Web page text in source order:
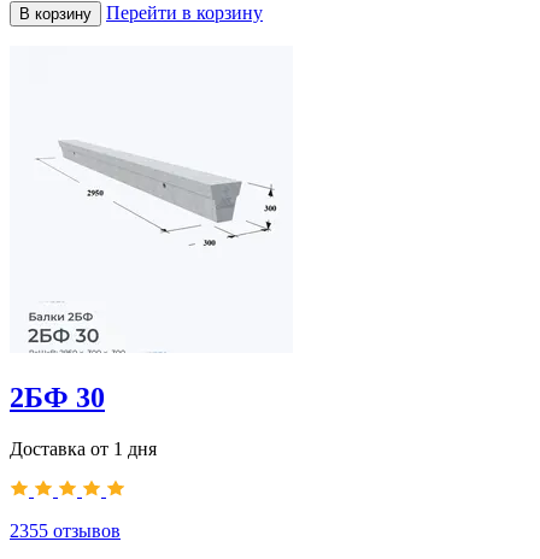
В корзину Перейти в корзину
2БФ 30
Доставка от 1 дня
2355 отзывов